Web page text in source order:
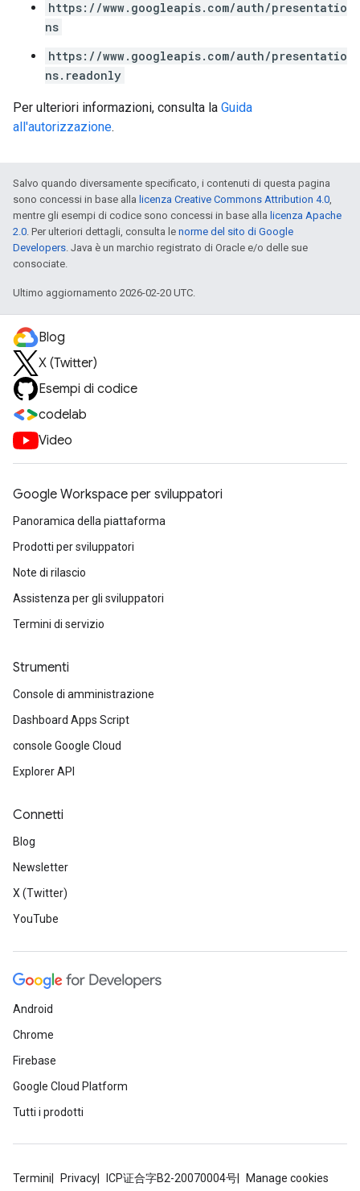
https://www.googleapis.com/auth/presentatio
ns
https://www.googleapis.com/auth/presentatio
ns.readonly
Per ulteriori informazioni, consulta la Guida
all'autorizzazione.
Salvo quando diversamente specificato, i contenuti di questa pagina
sono concessi in base alla licenza Creative Commons Attribution 4.0,
mentre gli esempi di codice sono concessi in base alla licenza Apache
2.0. Per ulteriori dettagli, consulta le norme del sito di Google
Developers. Java è un marchio registrato di Oracle e/o delle sue
consociate.
Ultimo aggiornamento 2026-02-20 UTC.
Blog
X (Twitter)
Esempi di codice
codelab
Video
Google Workspace per sviluppatori
Panoramica della piattaforma
Prodotti per sviluppatori
Note di rilascio
Assistenza per gli sviluppatori
Termini di servizio
Strumenti
Console di amministrazione
Dashboard Apps Script
console Google Cloud
Explorer API
Connetti
Blog
Newsletter
X (Twitter)
YouTube
Android
Chrome
Firebase
Google Cloud Platform
Tutti i prodotti
Termini Privacy ICP证合字B2-20070004号 Manage cookies